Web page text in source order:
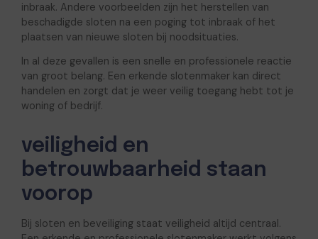
inbraak. Andere voorbeelden zijn het herstellen van
beschadigde sloten na een poging tot inbraak of het
plaatsen van nieuwe sloten bij noodsituaties.
In al deze gevallen is een snelle en professionele reactie
van groot belang. Een erkende slotenmaker kan direct
handelen en zorgt dat je weer veilig toegang hebt tot je
woning of bedrijf.
veiligheid en
betrouwbaarheid staan
voorop
Bij sloten en beveiliging staat veiligheid altijd centraal.